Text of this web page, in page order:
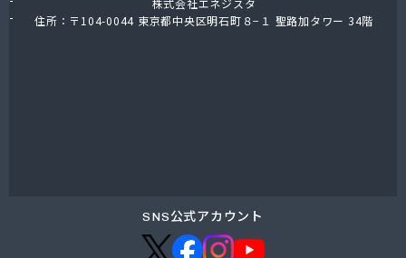
有限会社オヤマガス
有限会社永野燃料
有限会社益城屋商店
住所：〒104-0044 東京都中央区明石町８−１ 聖路加タワー 34階
SNS公式アカウント